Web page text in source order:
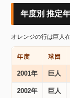
年度別 推定
オレンジの行は巨人
年度 球団
2001年 巨人
2002年 巨人